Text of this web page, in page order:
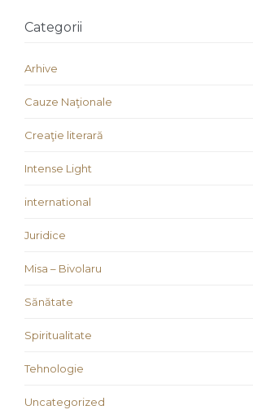
Categorii
Arhive
Cauze Naţionale
Creaţie literară
Intense Light
international
Juridice
Misa – Bivolaru
Sănătate
Spiritualitate
Tehnologie
Uncategorized